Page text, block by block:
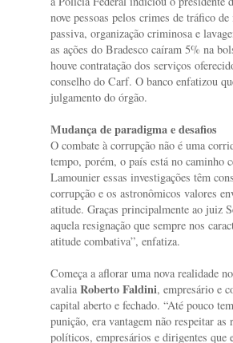
nove pessoas pelos crimes de tráfico
passiva, organização criminosa e
as ações do Bradesco caíram 5% na
houve contratação dos serviços
conselho do Carf. O banco enfatizou
julgamento do órgão.
Mudança de paradigma e desafios
O combate à corrupção não é uma
tempo, porém, o país está no caminho
Lamounier essas investigações têm
corrupção e os astronômicos valores
atitude. Graças principalmente ao juiz
aquela resignação que sempre nos
atitude combativa”, enfatiza.
Começa a aflorar uma nova realidade
avalia Roberto Faldini, empresário e
capital aberto e fechado. “Até pouco
punição, era vantagem não respeitar
políticos, empresários e dirigentes que